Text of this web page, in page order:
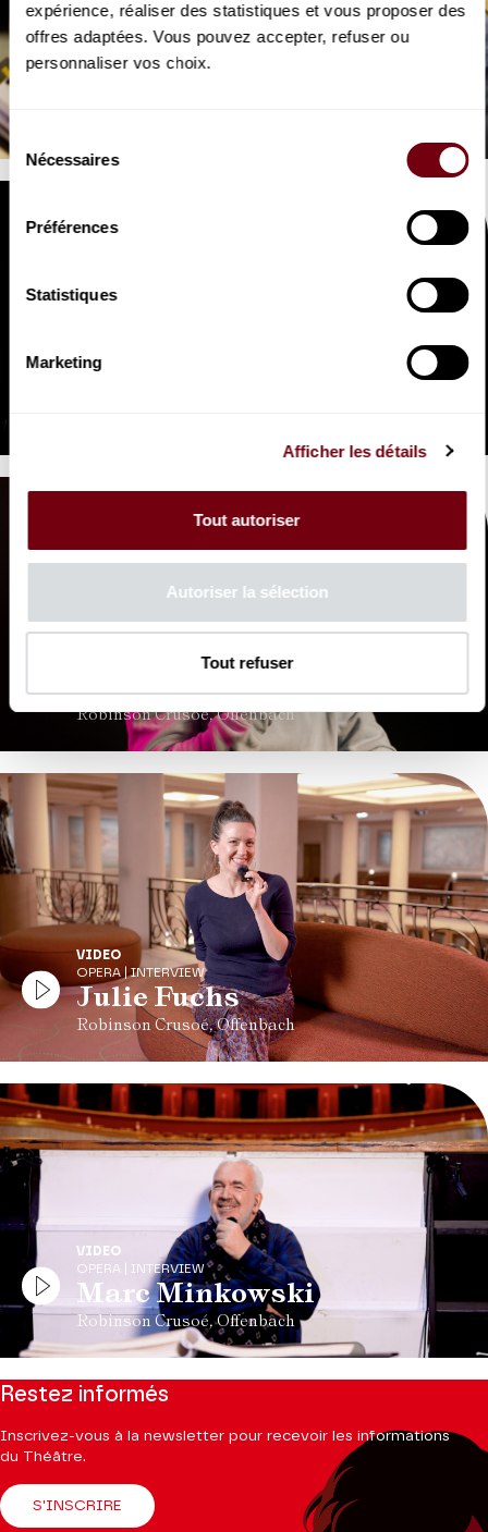
expérience, réaliser des statistiques et vous proposer des
offres adaptées. Vous pouvez accepter, refuser ou
personnaliser vos choix.
Sélection
du Nécessaires
Préférences
Statistiques
Marketing
Afficher les détails
Tout autoriser
Autoriser la sélection
Tout refuser
OPERA | INTERVIEW
OPERA | INTERVIEW
OPERA | INTERVIEW
Sahy Ratia
Robinson Crusoé, Offenbach
VIDEO
OPERA | INTERVIEW
Julie Fuchs
Robinson Crusoé, Offenbach
VIDEO
OPERA | INTERVIEW
Marc Minkowski
Robinson Crusoé, Offenbach
Restez informés
Inscrivez-vous à la newsletter pour recevoir les informations
du Théâtre.
S'INSCRIRE